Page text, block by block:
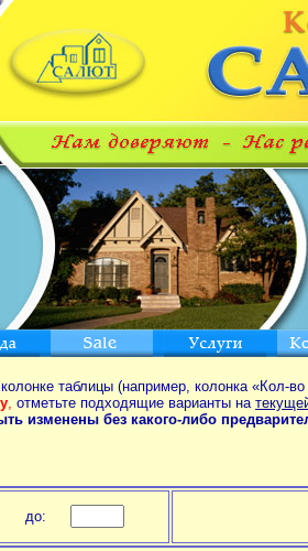
таблицы (например, колонка «Кол-
, отметьте подходящие варианты на
изменены без какого-либо
до: